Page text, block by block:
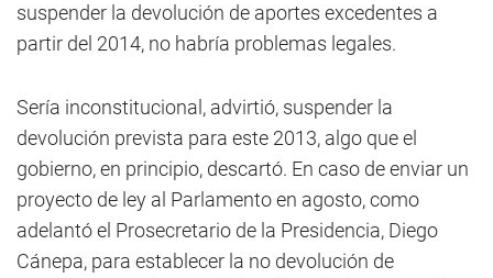
suspender la devolución de aportes excedentes a
partir del 2014, no habría problemas legales.
Sería inconstitucional, advirtió, suspender la
devolución prevista para este 2013, algo que el
gobierno, en principio, descartó. En caso de enviar un
proyecto de ley al Parlamento en agosto, como
adelantó el Prosecretario de la Presidencia, Diego
Cánepa, para establecer la no devolución de